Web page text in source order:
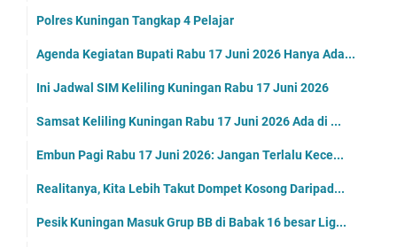
Polres Kuningan Tangkap 4 Pelajar
Agenda Kegiatan Bupati Rabu 17 Juni 2026 Hanya Ada...
Ini Jadwal SIM Keliling Kuningan Rabu 17 Juni 2026
Samsat Keliling Kuningan Rabu 17 Juni 2026 Ada di ...
Embun Pagi Rabu 17 Juni 2026: Jangan Terlalu Kece...
Realitanya, Kita Lebih Takut Dompet Kosong Daripad...
Pesik Kuningan Masuk Grup BB di Babak 16 besar Lig...